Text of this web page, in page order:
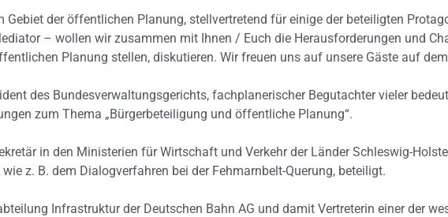
Gebiet der öffentlichen Planung, stellvertretend für einige der beteiligten
– wollen wir zusammen mit Ihnen / Euch die Herausforderungen und
Planung stellen, diskutieren. Wir freuen uns auf unsere Gäste auf
des Bundesverwaltungsgerichts, fachplanerischer Begutachter vieler
zum Thema „Bürgerbeteiligung und öffentliche Planung“.
in den Ministerien für Wirtschaft und Verkehr der Länder Schleswig-
z. B. dem Dialogverfahren bei der Fehmarnbelt-Querung, beteiligt.
Infrastruktur der Deutschen Bahn AG und damit Vertreterin einer der